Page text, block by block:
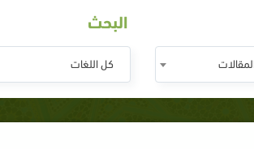
البحث
كل اللغات